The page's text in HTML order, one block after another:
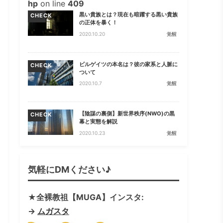
hpon line 409
CHECK
黒い貴族とは？現在も暗躍する黒い貴族
の正体を暴く！
2020.10.20 覚醒
CHECK
ビルゲイツの本名は？彼の家系と人脈に
ついて
2020.10.7 覚醒
CHECK
【陰謀の裏側】新世界秩序(NWO)の黒
幕と実態を解説
2020.10.23 覚醒
気軽にDMください♪
★全裸教祖【MUGA】インスタ:
→ ムガスタ